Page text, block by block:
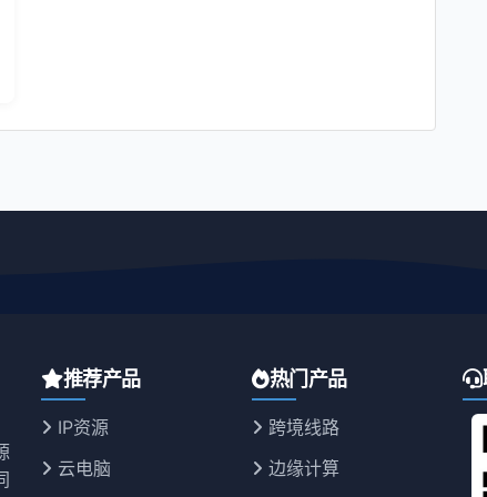
推荐产品
IP资源
云电脑
热门产品
跨境线路
边缘计算